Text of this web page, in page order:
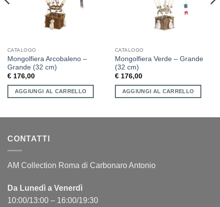
CATALOGO
Mongolfiera Arcobaleno –
Grande (32 cm)
€176,00
AGGIUNGI AL CARRELLO
CATALOGO
Mongolfiera Verde – Grande
(32 cm)
€176,00
AGGIUNGI AL CARRELLO
CONTATTI
AM Collection Roma di Carbonaro Antonio
Da Lunedì a Venerdì
10:00/13:00 – 16:00/19:30